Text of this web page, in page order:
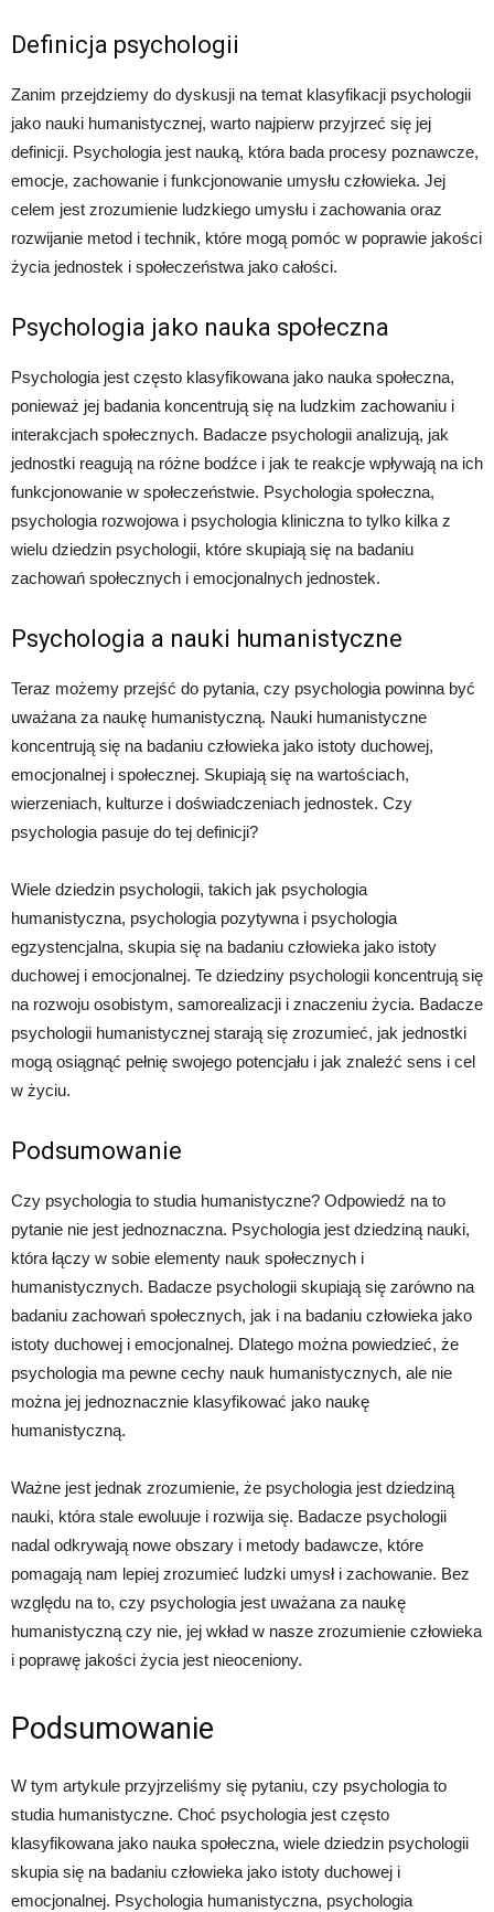
Definicja psychologii
Zanim przejdziemy do dyskusji na temat klasyfikacji psychologii
jako nauki humanistycznej, warto najpierw przyjrzeć się jej
definicji. Psychologia jest nauką, która bada procesy poznawcze,
emocje, zachowanie i funkcjonowanie umysłu człowieka. Jej
celem jest zrozumienie ludzkiego umysłu i zachowania oraz
rozwijanie metod i technik, które mogą pomóc w poprawie jakości
życia jednostek i społeczeństwa jako całości.
Psychologia jako nauka społeczna
Psychologia jest często klasyfikowana jako nauka społeczna,
ponieważ jej badania koncentrują się na ludzkim zachowaniu i
interakcjach społecznych. Badacze psychologii analizują, jak
jednostki reagują na różne bodźce i jak te reakcje wpływają na ich
funkcjonowanie w społeczeństwie. Psychologia społeczna,
psychologia rozwojowa i psychologia kliniczna to tylko kilka z
wielu dziedzin psychologii, które skupiają się na badaniu
zachowań społecznych i emocjonalnych jednostek.
Psychologia a nauki humanistyczne
Teraz możemy przejść do pytania, czy psychologia powinna być
uważana za naukę humanistyczną. Nauki humanistyczne
koncentrują się na badaniu człowieka jako istoty duchowej,
emocjonalnej i społecznej. Skupiają się na wartościach,
wierzeniach, kulturze i doświadczeniach jednostek. Czy
psychologia pasuje do tej definicji?
Wiele dziedzin psychologii, takich jak psychologia
humanistyczna, psychologia pozytywna i psychologia
egzystencjalna, skupia się na badaniu człowieka jako istoty
duchowej i emocjonalnej. Te dziedziny psychologii koncentrują się
na rozwoju osobistym, samorealizacji i znaczeniu życia. Badacze
psychologii humanistycznej starają się zrozumieć, jak jednostki
mogą osiągnąć pełnię swojego potencjału i jak znaleźć sens i cel
w życiu.
Podsumowanie
Czy psychologia to studia humanistyczne? Odpowiedź na to
pytanie nie jest jednoznaczna. Psychologia jest dziedziną nauki,
która łączy w sobie elementy nauk społecznych i
humanistycznych. Badacze psychologii skupiają się zarówno na
badaniu zachowań społecznych, jak i na badaniu człowieka jako
istoty duchowej i emocjonalnej. Dlatego można powiedzieć, że
psychologia ma pewne cechy nauk humanistycznych, ale nie
można jej jednoznacznie klasyfikować jako naukę
humanistyczną.
Ważne jest jednak zrozumienie, że psychologia jest dziedziną
nauki, która stale ewoluuje i rozwija się. Badacze psychologii
nadal odkrywają nowe obszary i metody badawcze, które
pomagają nam lepiej zrozumieć ludzki umysł i zachowanie. Bez
względu na to, czy psychologia jest uważana za naukę
humanistyczną czy nie, jej wkład w nasze zrozumienie człowieka
i poprawę jakości życia jest nieoceniony.
Podsumowanie
W tym artykule przyjrzeliśmy się pytaniu, czy psychologia to
studia humanistyczne. Choć psychologia jest często
klasyfikowana jako nauka społeczna, wiele dziedzin psychologii
skupia się na badaniu człowieka jako istoty duchowej i
emocjonalnej. Psychologia humanistyczna, psychologia